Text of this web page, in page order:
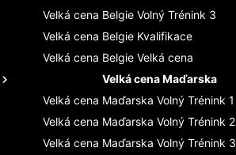
Velká cena Belgie Volný Trénink 3
Velká cena Belgie Kvalifikace
Velká cena Belgie Velká cena
Velká cena Maďarska
Velká cena Maďarska Volný Trénink 1
Velká cena Maďarska Volný Trénink 2
Velká cena Maďarska Volný Trénink 3